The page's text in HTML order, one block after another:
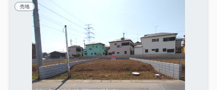
売地